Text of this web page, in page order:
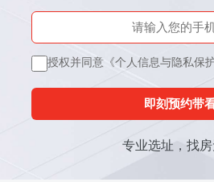
授权并同意《个人信息与隐私保护
即刻预约带
专业选址，找